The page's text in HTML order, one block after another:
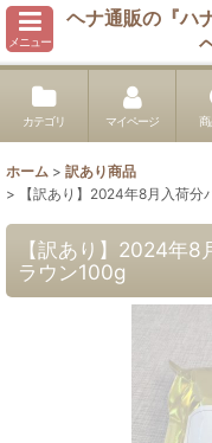
メニュー
ヘナ通販の『ハ
カテゴリ マイページ 商
ホーム > 訳あり商品
>
【訳あり】2024年8月入荷
【訳あり】2024年
ラウン100g